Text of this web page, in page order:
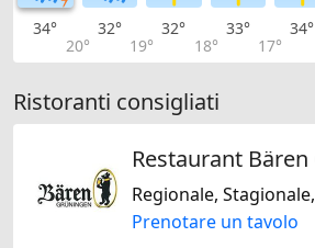
34°
20°
32°
19°
32°
18°
33°
17°
34°
Ristoranti consigliati
Prenotare un tavolo